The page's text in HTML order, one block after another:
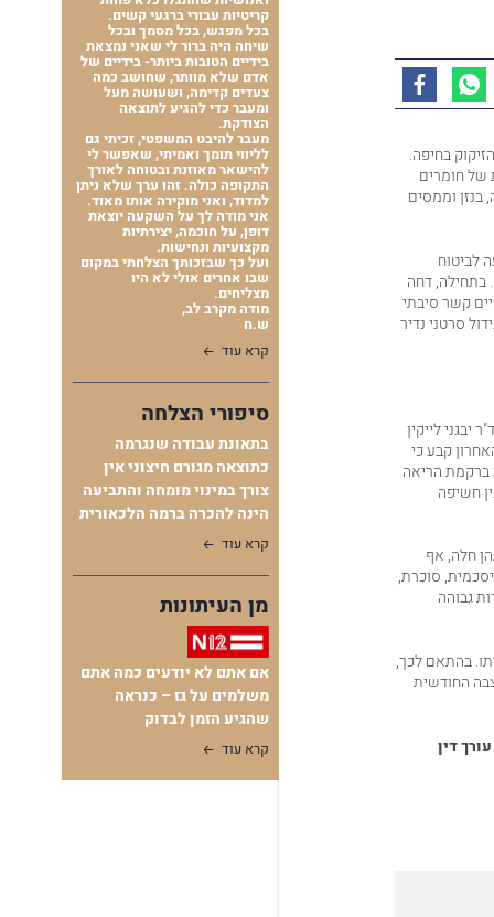
בבתי הזיקוק בחיפה.
של חומרים
בנזן וממסים
לביטוח
בתחילה, דחה
קשר סיבתי
סרטני נדיר
לייקין
קבע כי
ברקמת הריאה
חשיפה
חלה, אף
כבד במשך 40 שנה, מחלת לב איסכמית, סוכרת,
גבוהה
בהתאם לכך,
החודשית
עורך דין
קריטיות עבורי ברגעי קשים.
בכל מפגש, בכל מסמך ובכל
שיחה היה ברור לי שאני נמצאת
בידיים הטובות ביותר- בידיים של
אדם שלא מוותר, שחושב כמה
צעדים קדימה, ושעושה מעל
ומעבר כדי להגיע לתוצאה
הצודקת.
מעבר להיבט המשפטי, זכיתי גם
לליווי תומך ואמיתי, שאפשר לי
להישאר מאוזנת ובטוחה לאורך
התקופה כולה. זהו ערך שלא ניתן
למדוד, ואני מוקירה אותו מאוד.
אני מודה לך על השקעה יוצאת
דופן, על חוכמה, יצירתיות
מקצועיות ונחישות.
ועל כך שבזכותך הצלחתי במקום
שבו אחרים אולי לא היו
מצליחים.
מודה מקרב לב,
ש.ח
קרא עוד
סיפורי הצלחה
בתאונת עבודה שנגרמה
כתוצאה מגורם חיצוני אין
צורך במינוי מומחה והתביעה
הינה להכרה ברמה הלכאורית
קרא עוד
מן העיתונות
אם אתם לא יודעים כמה אתם
משלמים על גז – כנראה
שהגיע הזמן לבדוק
קרא עוד